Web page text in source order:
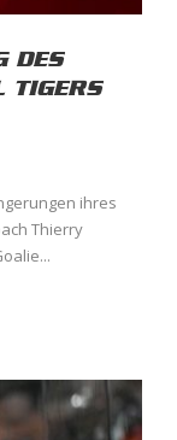
DES
TIGERS
ihres
Thierry